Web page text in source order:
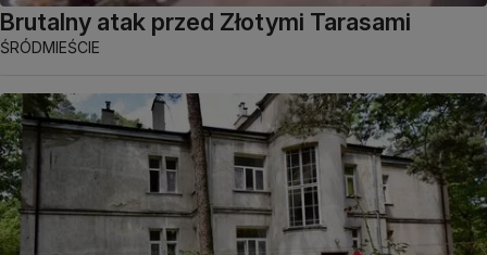
Brutalny atak przed Złotymi Tarasami
ŚRÓDMIEŚCIE